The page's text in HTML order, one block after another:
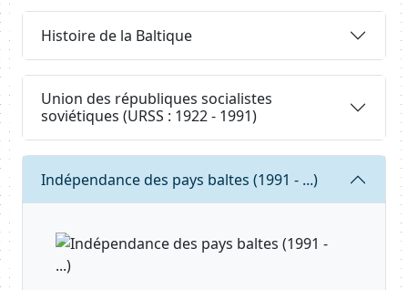
Histoire de la Baltique
Union des républiques socialistes
soviétiques (URSS : 1922 - 1991)
Indépendance des pays baltes (1991 - ...)